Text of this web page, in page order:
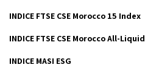
INDICE FTSE CSE Morocco 15 Index
INDICE FTSE CSE Morocco All-Liquid
INDICE MASI ESG